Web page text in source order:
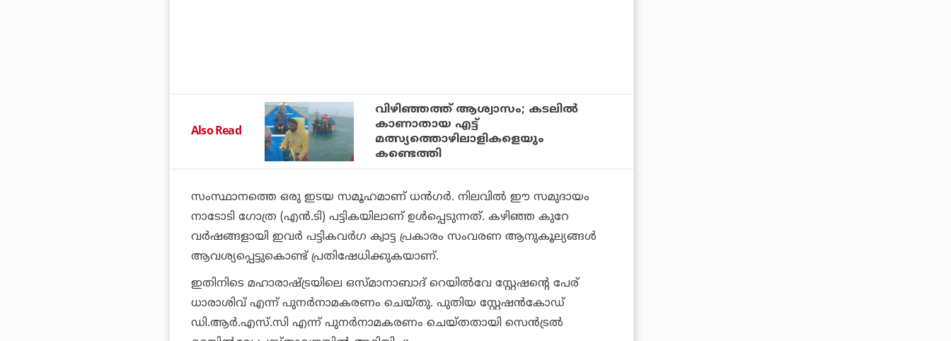
Also Read
വിഴിഞ്ഞത്ത് ആശ്വാസം; കടലില്‍
കാണാതായ എട്ട്
മത്സ്യത്തൊഴിലാളികളെയും
കണ്ടെത്തി
സംസ്ഥാനത്തെ ഒരു ഇടയ സമൂഹമാണ് ധന്‍ഗര്‍. നിലവില്‍ ഈ സമുദായം
നാടോടി ഗോത്ര (എന്‍.ടി) പട്ടികയിലാണ് ഉള്‍പ്പെടുന്നത്. കഴിഞ്ഞ കുറേ
വര്‍ഷങ്ങളായി ഇവര്‍ പട്ടികവര്‍ഗ ക്വാട്ട പ്രകാരം സംവരണ ആനുകൂല്യങ്ങള്‍
ആവശ്യപ്പെട്ടുകൊണ്ട് പ്രതിഷേധിക്കുകയാണ്.
ഇതിനിടെ മഹാരാഷ്ട്രയിലെ ഒസ്മാനാബാദ് റെയില്‍വേ സ്റ്റേഷന്റെ പേര്
ധാരാശിവ് എന്ന് പുനര്‍നാമകരണം ചെയ്തു. പുതിയ സ്റ്റേഷന്‍കോഡ്
ഡി.ആര്‍.എസ്.സി എന്ന് പുനര്‍നാമകരണം ചെയ്തതായി സെന്‍ട്രല്‍